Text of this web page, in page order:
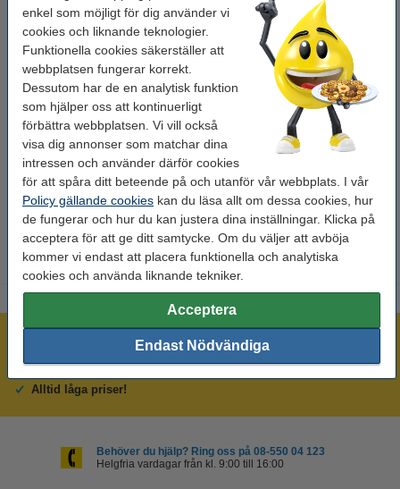
enkel som möjligt för dig använder vi
cookies och liknande teknologier.
Funktionella cookies säkerställer att
webbplatsen fungerar korrekt.
Dessutom har de en analytisk funktion
som hjälper oss att kontinuerligt
förbättra webbplatsen. Vi vill också
visa dig annonser som matchar dina
intressen och använder därför cookies
för att spåra ditt beteende på och utanför vår webbplats. I vår
Policy gällande cookies kan du läsa allt om dessa cookies, hur
de fungerar och hur du kan justera dina inställningar. Klicka på
acceptera för att ge ditt samtycke. Om du väljer att avböja
kommer vi endast att placera funktionella och analytiska
cookies och använda liknande tekniker.
Acceptera
Endast Nödvändiga
Kapacitet: ± 60.000 sidor
OEM: 0255B002AA
EAN: 4960999352084
Vårt artikelnr: 017206
Nummer: C-EXV 16/17
OBS!En ny trumma innehållerINTE tonerpulver. Om din
skrivare kräver en toner - vänligen beställ ej en trumma!
Mer än 300.000 kunder!
Beställ innan 16:00 så skickar vi idag!
Alltid låga priser!
Behöver du hjälp? Ring oss på 08-550 04 123
Helgfria vardagar från kl. 9:00 till 16:00